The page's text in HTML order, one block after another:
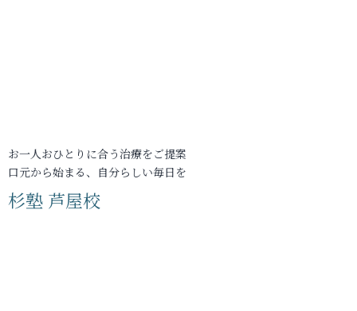
お一人おひとりに合う治療をご提案
口元から始まる、自分らしい毎日を
杉塾 芦屋校